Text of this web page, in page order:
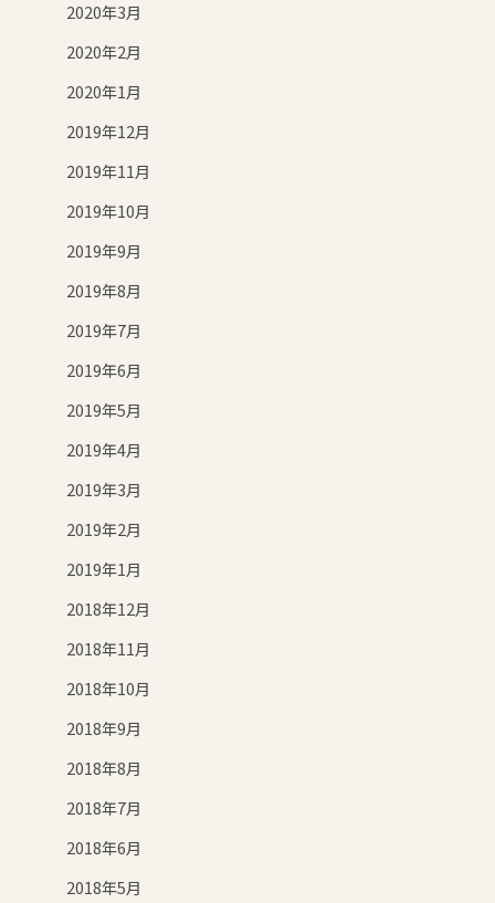
2020年3月
2020年2月
2020年1月
2019年12月
2019年11月
2019年10月
2019年9月
2019年8月
2019年7月
2019年6月
2019年5月
2019年4月
2019年3月
2019年2月
2019年1月
2018年12月
2018年11月
2018年10月
2018年9月
2018年8月
2018年7月
2018年6月
2018年5月